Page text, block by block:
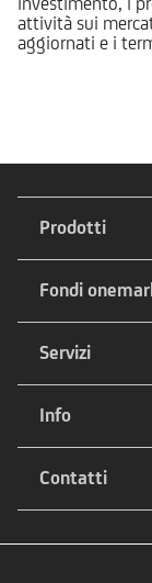
attività sui
aggiornati e i
Prodotti
Fondi
Servizi
Info
Contatti